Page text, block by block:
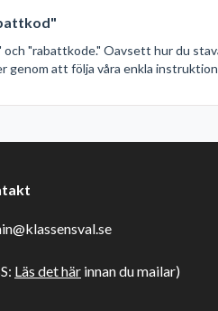
och "rabattkode." Oavsett hur du
att följa våra enkla
Läs det här innan du mailar)